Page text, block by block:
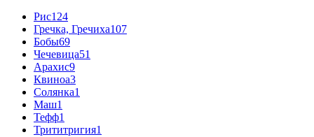
Рис124
Гречка, Гречиха107
Бобы69
Чечевица51
Арахис9
Квиноа3
Солянка1
Маш1
Тефф1
Трититригия1